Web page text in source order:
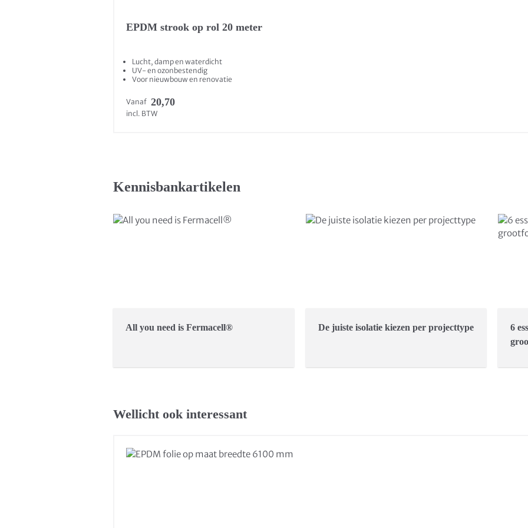
EPDM strook op rol 20 meter
Lucht, damp en waterdicht
UV- en ozonbestendig
Voor nieuwbouw en renovatie
Vanaf 20,70
incl. BTW
Kennisbankartikelen
All you need is Fermacell® De juiste isolatie kiezen per projecttype
6
Wellicht ook interessant